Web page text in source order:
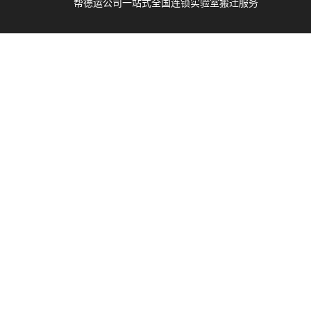
帮德运公司一站式全国连锁实验室搬迁服务